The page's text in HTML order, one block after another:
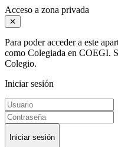
Acceso a zona privada
✕
Para poder acceder a este
como Colegiada en COEGI.
Colegio.
Iniciar sesión
Iniciar sesión